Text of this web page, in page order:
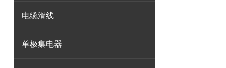
电缆滑线
单极集电器